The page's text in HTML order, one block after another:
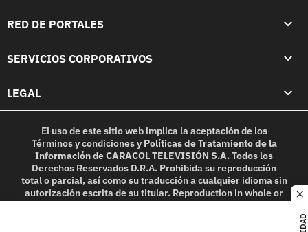
RED DE PORTALES
SERVICIOS CORPORATIVOS
LEGAL
El uso de este sitio web implica la aceptación de los
Términos y condicionesy Políticas de Tratamiento de la
InformacióndeCARACOL TELEVISIÓN S.A.Todos los
Derechos Reservados D.R.A. Prohibida su reproducción
total o parcial, así como su traducción a cualquier idioma sin
autorización escrita de su titular. Reproduction in whole or
in part, or translation without written permission is